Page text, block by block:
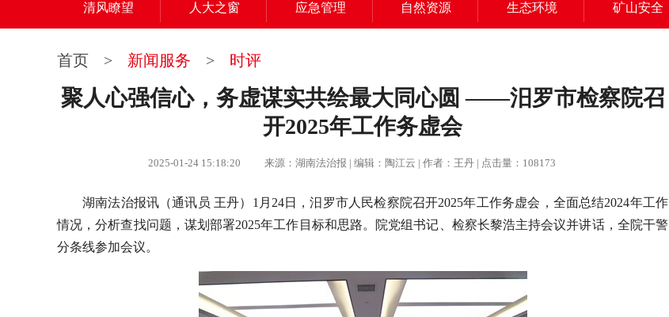
清风瞭望 人大之窗 应急管理 自然资源 生态环境 矿山安全
首页 > 新闻服务 > 时评
聚人心强信心，务虚谋实共绘最大同心圆 ——汨罗市检察院召
开2025年工作务虚会
2025-01-24 15:18:20 来源：湖南法治报 | 编辑：陶江云 | 作者：王丹 | 点击量：108173
湖南法治报讯（通讯员 王丹）1月24日，汨罗市人民检察院召开2025年工作务虚会，全面总结2024年工作
情况，分析查找问题，谋划部署2025年工作目标和思路。院党组书记、检察长黎浩主持会议并讲话，全院干警
分条线参加会议。